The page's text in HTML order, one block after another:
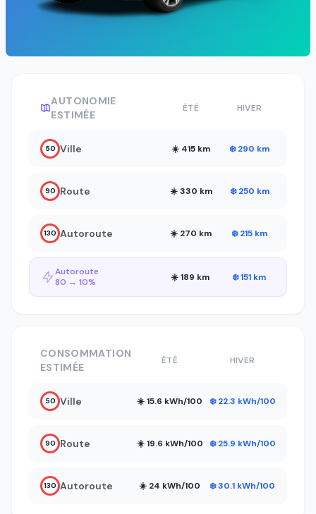
AUTONOMIE
ESTIMÉE
ÉTÉ HIVER
50 Ville ☀️ 415 km ❄️ 290 km
90 Route ☀️ 330 km ❄️ 250 km
130 Autoroute ☀️ 270 km ❄️ 215 km
Autoroute
80 → 10%
☀️ 189 km ❄️ 151 km
CONSOMMATION
ESTIMÉE
ÉTÉ HIVER
50 Ville ☀️ 15.6 kWh/100 ❄️ 22.3 kWh/100
90 Route ☀️ 19.6 kWh/100 ❄️ 25.9 kWh/100
130 Autoroute ☀️ 24 kWh/100 ❄️ 30.1 kWh/100